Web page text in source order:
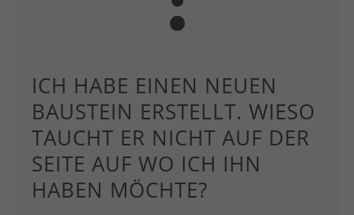
ICH HABE EINEN NEUEN
BAUSTEIN ERSTELLT. WIESO
TAUCHT ER NICHT AUF DER
SEITE AUF WO ICH IHN
HABEN MÖCHTE?